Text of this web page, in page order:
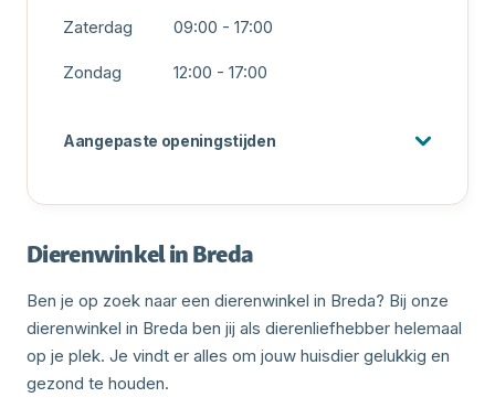
Zaterdag 09:00 - 17:00
Zondag 12:00 - 17:00
Aangepaste openingstijden
Dierenwinkel in Breda
Ben je op zoek naar een dierenwinkel in Breda? Bij onze
dierenwinkel in Breda ben jij als dierenliefhebber helemaal
op je plek. Je vindt er alles om jouw huisdier gelukkig en
gezond te houden.